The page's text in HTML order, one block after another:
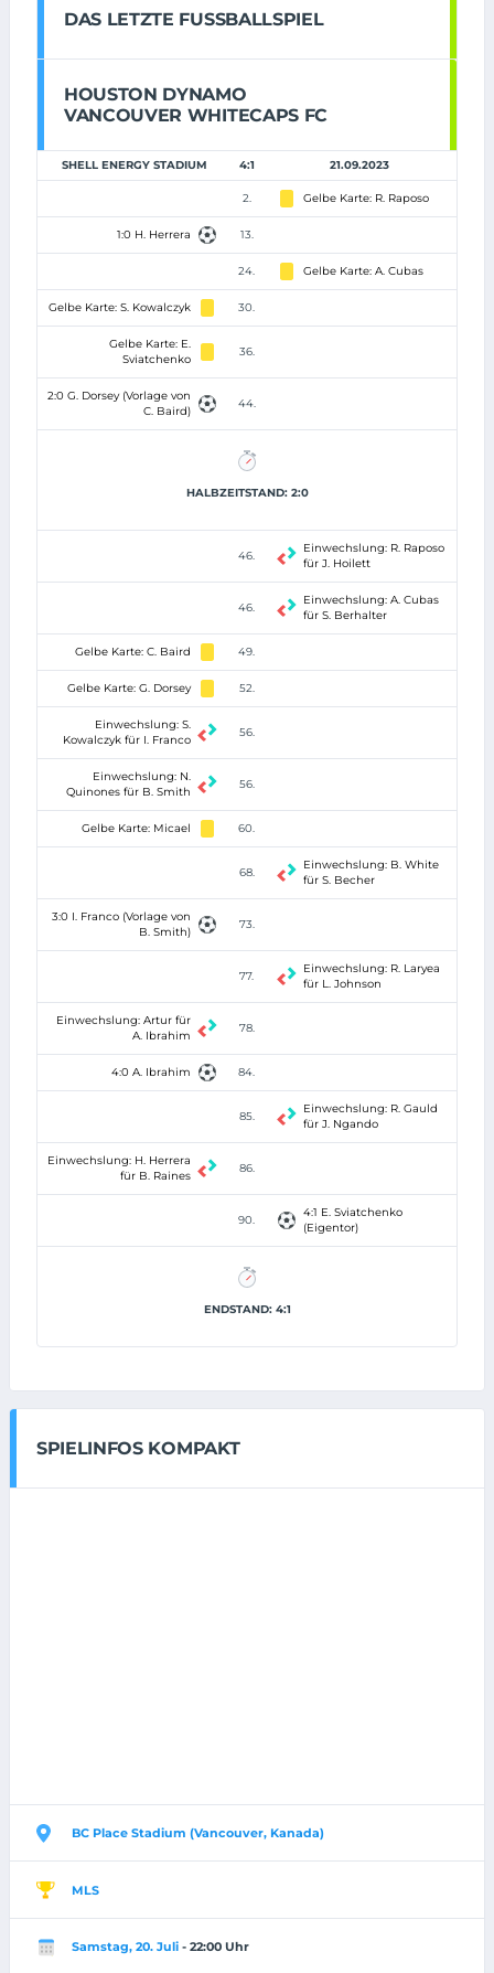
DAS LETZTE FUSSBALLSPIEL
HOUSTON DYNAMO
VANCOUVER WHITECAPS FC
SHELL ENERGY STADIUM 4:1 21.09.2023
2. Gelbe Karte: R. Raposo
1:0 H. Herrera 13.
24. Gelbe Karte: A. Cubas
Gelbe Karte: S. Kowalczyk 30.
Gelbe Karte: E.
Sviatchenko
36.
2:0 G. Dorsey (Vorlage von
C. Baird)
44.
HALBZEITSTAND: 2:0
46.
Einwechslung: R. Raposo
für J. Hoilett
46.
Einwechslung: A. Cubas
für S. Berhalter
Gelbe Karte: C. Baird 49.
Gelbe Karte: G. Dorsey 52.
Einwechslung: S.
Kowalczyk für I. Franco
56.
Einwechslung: N.
Quinones für B. Smith
56.
Gelbe Karte: Micael 60.
68.
Einwechslung: B. White
für S. Becher
3:0 I. Franco (Vorlage von
B. Smith)
73.
77.
Einwechslung: R. Laryea
für L. Johnson
Einwechslung: Artur für
A. Ibrahim
78.
4:0 A. Ibrahim 84.
85.
Einwechslung: R. Gauld
für J. Ngando
Einwechslung: H. Herrera
für B. Raines
86.
90.
4:1 E. Sviatchenko
(Eigentor)
ENDSTAND: 4:1
SPIELINFOS KOMPAKT
BC Place Stadium (Vancouver, Kanada)
MLS
Samstag, 20. Juli - 22:00 Uhr